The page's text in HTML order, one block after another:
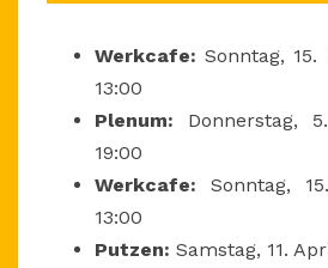
Werkcafe: Sonntag,
13:00
Plenum: Donnerstag,
19:00
Werkcafe: Sonntag,
13:00
Putzen: Samstag, 11.